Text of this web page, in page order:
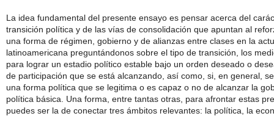
La idea fundamental del presente ensayo es pensar acerca del
transición política y de las vías de consolidación que apuntan al
una forma de régimen, gobierno y de alianzas entre clases en la
latinoamericana preguntándonos sobre el tipo de transición, los
para lograr un estadio político estable bajo un orden deseado o
de participación que se está alcanzando, así como, si, en general,
una forma política que se legitima o es capaz o no de alcanzar la
política básica. Una forma, entre tantas otras, para afrontar estas
puedes ser la de conectar tres ámbitos relevantes: la política, la